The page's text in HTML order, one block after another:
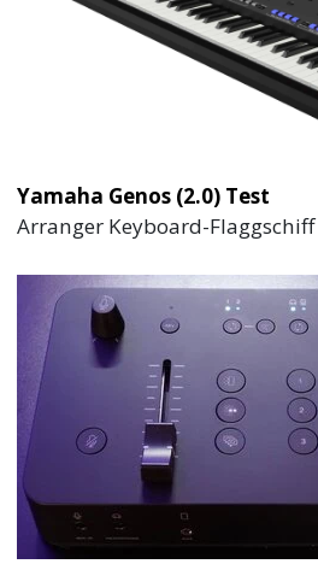
Yamaha Genos (2.0) Test
Arranger Keyboard-Flaggschiff